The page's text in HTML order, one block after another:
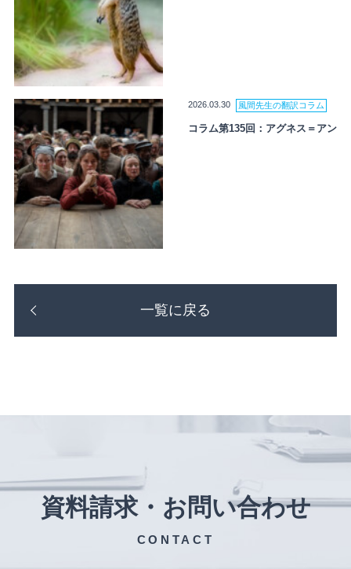
2026.03.30 風間先生の翻訳コラム
コラム第135回：アグネス＝アン
一覧に戻る
資料請求・お問い合わせ
CONTACT